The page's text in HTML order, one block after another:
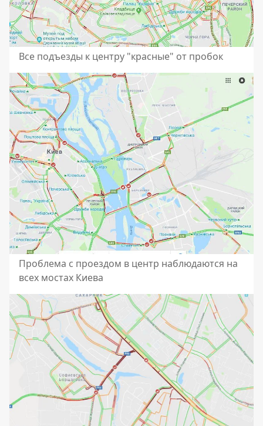
Все подъезды к центру "красные" от пробок
Проблема с проездом в центр наблюдаются на
всех мостах Киева